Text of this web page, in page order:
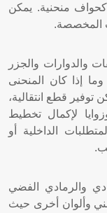
كحواف منحنية. يمكن
المخصصة.
والدوارات والجزر
إذا كان المنحنى
توفير قطع انتقالية،
لإكمال تخطيط
الداخلية أو
والرمادي الفضي
وألوان أخرى حيث